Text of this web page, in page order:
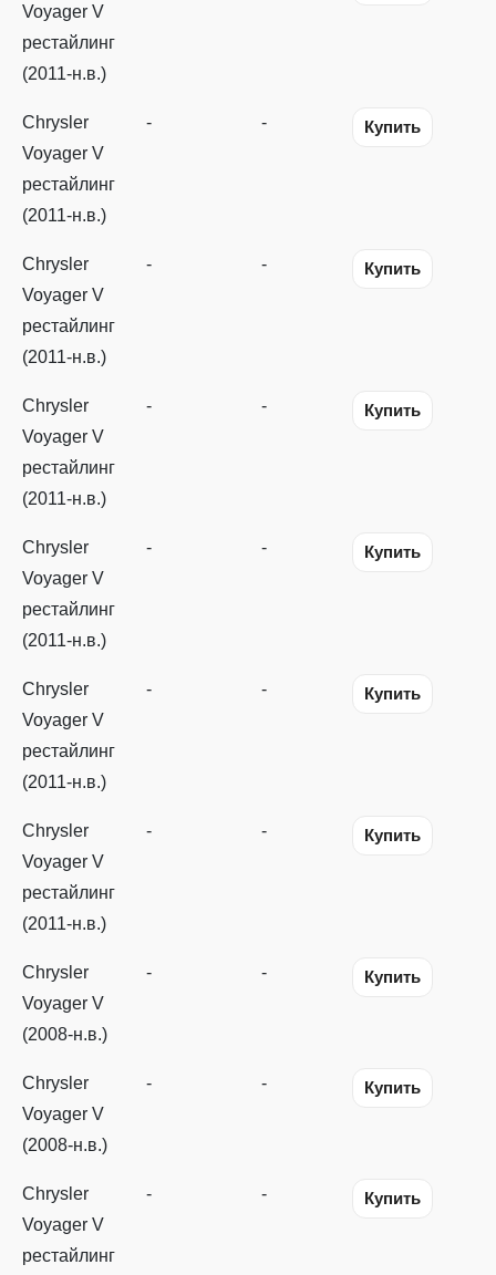
Voyager V
рестайлинг
(2011-н.в.)
Chrysler
Voyager V
рестайлинг
(2011-н.в.)
- - Купить
Chrysler
Voyager V
рестайлинг
(2011-н.в.)
- - Купить
Chrysler
Voyager V
рестайлинг
(2011-н.в.)
- - Купить
Chrysler
Voyager V
рестайлинг
(2011-н.в.)
- - Купить
Chrysler
Voyager V
рестайлинг
(2011-н.в.)
- - Купить
Chrysler
Voyager V
рестайлинг
(2011-н.в.)
- - Купить
Chrysler
Voyager V
(2008-н.в.)
- - Купить
Chrysler
Voyager V
(2008-н.в.)
- - Купить
Chrysler
Voyager V
рестайлинг
- - Купить